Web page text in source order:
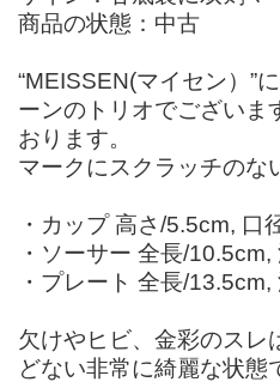
商品の状態：中古
“MEISSEN(マイセン）”
ーンのトリオでございま
おります。
マークにスクラッチのな
・カップ 高さ/5.5cm, 口
・ソーサー 全長/10.5cm,
・プレート 全長/
欠けやヒビ、金彩のスレ
どない非常に綺麗な状態